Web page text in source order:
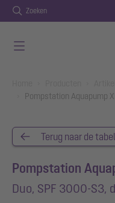
Zoeken
Pompstation Aquapump
Terug naar de
Pompstation
Duo, SPF 3000-S3,